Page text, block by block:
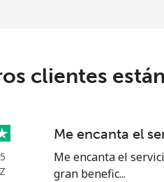
¿Olvidaste tu
clientes
Me encanta el
Me encanta el
gran benefic...